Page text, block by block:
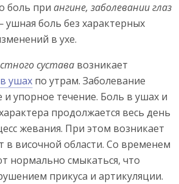
боль при ангине, заболевании глаз
ушная боль без характерных
в ухе.
сустава возникает
ушах по утрам. Заболевание
упорное течение. Боль в ушах и
продолжается весь день
жевания. При этом возникает
в височной области. Со временем
нормально смыкаться, что
прикуса и артикуляции.